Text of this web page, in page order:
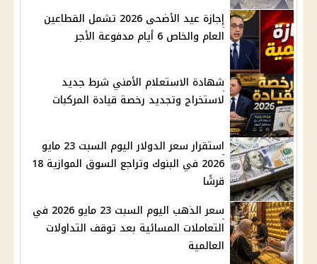
إجازة عيد الأضحى 2026 تشمل القطاعين
العام والخاص 6 أيام مدفوعة الأجر
شهادة الاستعلام الأمني شرط جديد
لاستخراج وتجديد رخصة قيادة المركبات
استقرار سعر الدولار اليوم السبت 23 مايو
2026 في البنوك وتراجع السوق الموازية 18
قرشًا
سعر الذهب اليوم السبت 23 مايو 2026 في
التعاملات المسائية بعد توقف التداولات
العالمية